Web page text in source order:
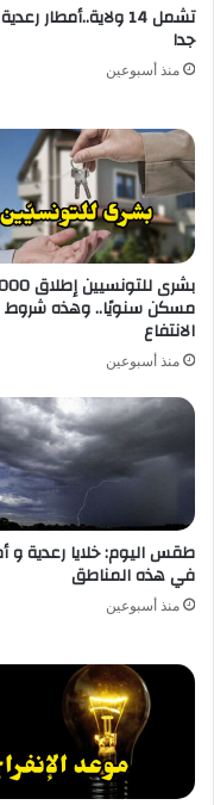
تشمل 14 ولاية..أمطار
جدا
منذ أسبوعين
بشرى للتونسيين
مسكن سنويًا.. وهذه شروط
الانتفاع
منذ أسبوعين
طقس اليوم: خلايا رعدية و
في هذه المناطق
منذ أسبوعين